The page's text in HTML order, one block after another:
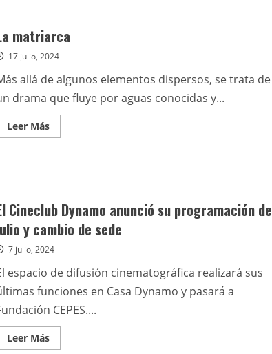
es
tiene
mayoría
de
público
joven”
matriarca
17 julio, 2024
allá de algunos elementos dispersos, se trata de
drama que fluye por aguas conocidas y...
Leer MásLeer
más
Cineclub Dynamo anunció su programación de
y cambio de sede
7 julio, 2024
espacio de difusión cinematográfica realizará sus
funciones en Casa Dynamo y pasará a
CEPES....
Leer MásLeer
más